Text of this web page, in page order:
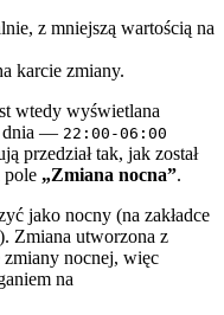
z mniejszą wartością na
karcie zmiany.
wtedy wyświetlana
dnia — 22:00-06:00
przedział tak, jak został
pole „Zmiana nocna”.
jako nocny (na zakładce
). Zmiana utworzona z
zmiany nocnej, więc
na